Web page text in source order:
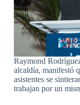
Raymond
alcaldía, manifestó
asistentes se
trabajan por un